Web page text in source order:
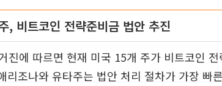
, 비트코인 전략준비금 법안 추진
진에 따르면 현재 미국 15개 주가 비트코인
리조나와 유타주는 법안 처리 절차가 가장 빠